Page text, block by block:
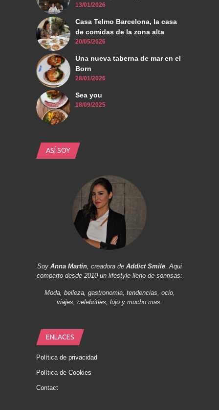
13/01/2026
Casa Telmo Barcelona, la casa
de comidas de la zona alta
20/05/2026
Una nueva taberna de mar en el
Born
28/01/2026
Sea you
18/09/2025
ASÍ SOY
Soy Anna Martin, creadora de Addict Smile. Aqui
comparto desde 2010 un lifestyle lleno de sonrisas:
Moda, belleza, gastronomia, tendencias, ocio,
viajes, celebrities, lujo y mucho mas.
ENLACES
Política de privacidad
Política de Cookies
Contact